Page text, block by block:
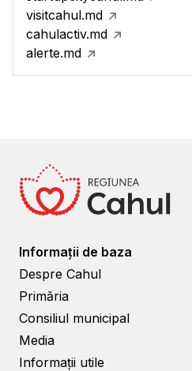
visitcahul.md
cahulactiv.md
alerte.md
Informații de baza
Despre Cahul
Primăria
Consiliul municipal
Media
Informații utile